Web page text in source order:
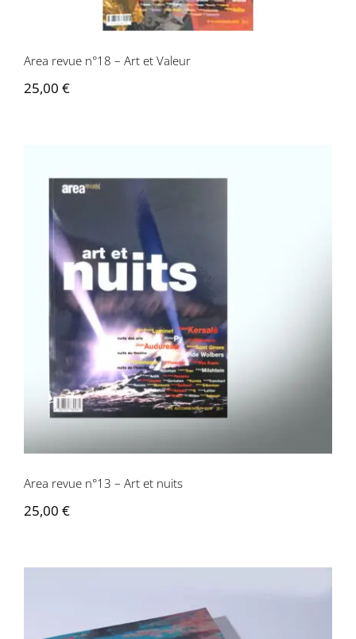
Area revue n°18 – Art et Valeur
25,00 €
Area revue n°13 – Art et nuits
Area revue n°13 – Art et nuits
25,00 €